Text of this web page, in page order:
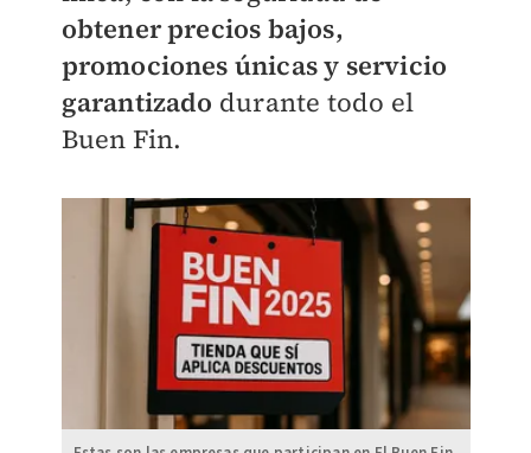
obtener precios bajos,
promociones únicas y servicio
garantizado durante todo el
Buen Fin.